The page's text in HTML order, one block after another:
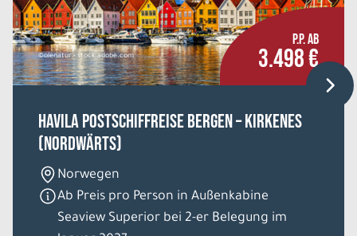
©olenatur - stock.adobe.com
P.P. AB
3.498 €
HAVILA Postschiffreise Bergen – Kirkenes
(nordwärts)
Norwegen
Ab Preis pro Person in Außenkabine
Seaview Superior bei 2-er Belegung im